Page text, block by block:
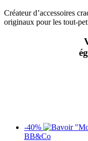
Créateur d’accessoires
originaux pour les tout-
-40%
BB&Co